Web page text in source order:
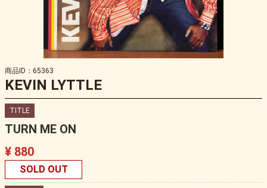
商品ID：65363
KEVIN LYTTLE
TITLE
TURN ME ON
¥ 880
SOLD OUT